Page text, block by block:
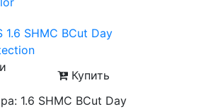
1.6 SHMC BCut Day
Купить
1.6 SHMC BCut Day